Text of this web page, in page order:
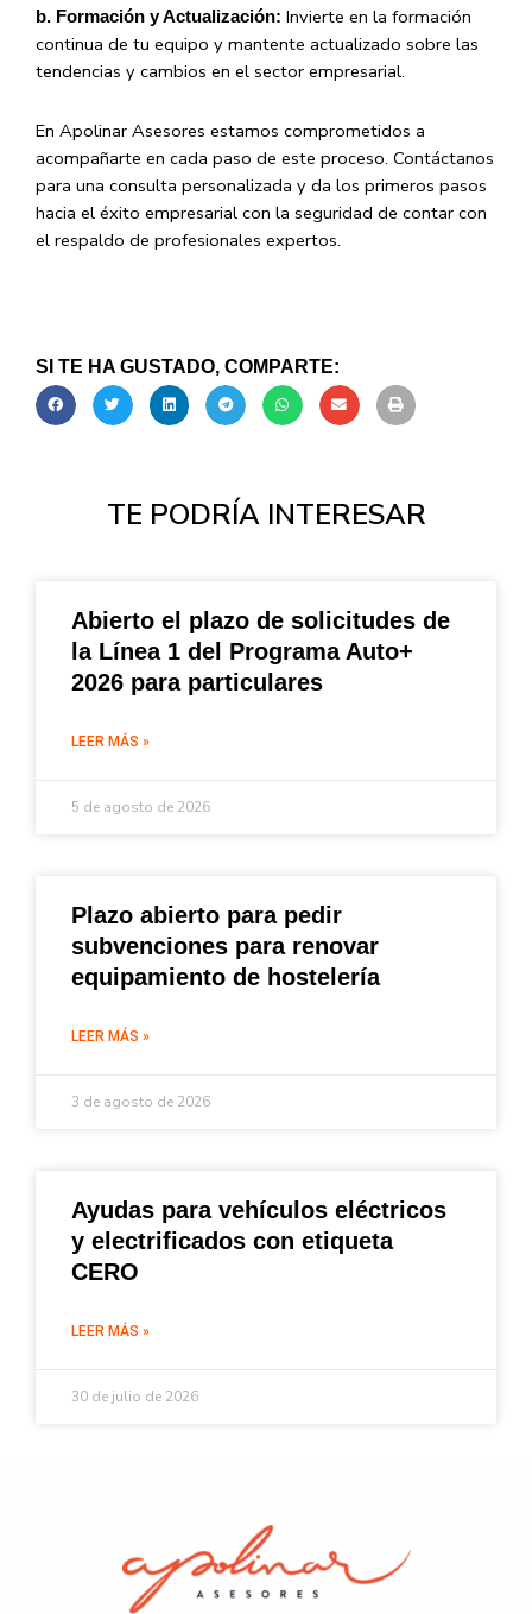
b. Formación y Actualización: Invierte en la formación
continua de tu equipo y mantente actualizado sobre las
tendencias y cambios en el sector empresarial.
En Apolinar Asesores estamos comprometidos a
acompañarte en cada paso de este proceso. Contáctanos
para una consulta personalizada y da los primeros pasos
hacia el éxito empresarial con la seguridad de contar con
el respaldo de profesionales expertos.
SI TE HA GUSTADO, COMPARTE:
TE PODRÍA INTERESAR
Abierto el plazo de solicitudes de
la Línea 1 del Programa Auto+
2026 para particulares
LEER MÁS »
5 de agosto de 2026
Plazo abierto para pedir
subvenciones para renovar
equipamiento de hostelería
LEER MÁS »
3 de agosto de 2026
Ayudas para vehículos eléctricos
y electrificados con etiqueta
CERO
LEER MÁS »
30 de julio de 2026